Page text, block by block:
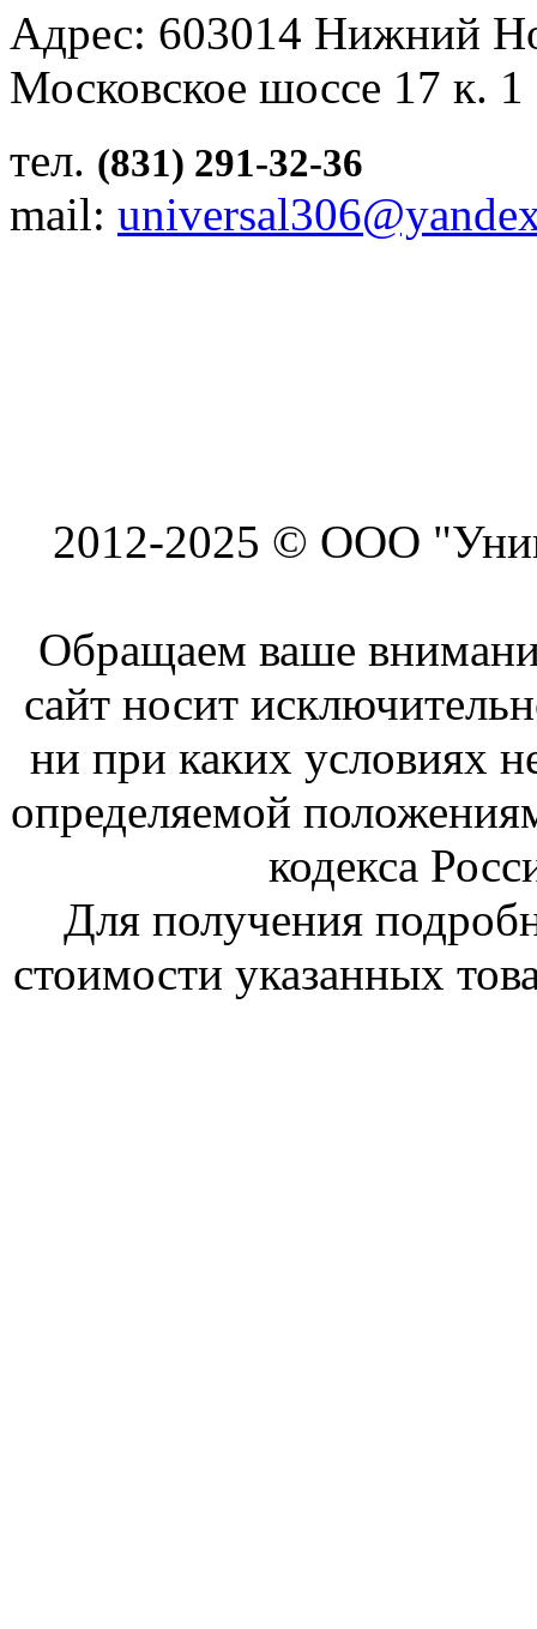
Адрес: 603014 Нижний
Московское шоссе 17 к.
тел. (831) 291-32-36
mail:
2012-2025 © ООО
Обращаем ваше
сайт носит
ни при каких условиях
определяемой
кодекса
Для получения
стоимости указанных